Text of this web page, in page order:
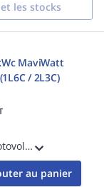
les stocks
MaviWatt
490Wc ATMOCE Tuile (1L6C / 2L3C)
NOUVEAU ! Ce kit photovoltaïque MaviWatt x ATMOCE de 3kWc comprend : - 6 modules MaviWatt PULSE 490Wc Biverre Bifacial Garantie 30 ans - 3 micro-onduleurs MI-1000 (1 pour 2) garantie 15 ans - 3 câbles Atmoce Monophasé Paysage - 6 rallonges
au panier